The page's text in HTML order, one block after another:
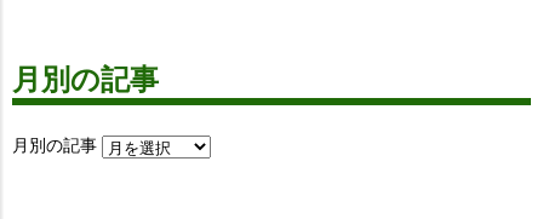
月別の記事
月別の記事